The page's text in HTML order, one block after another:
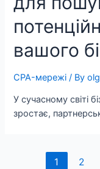
вашого
CPA-мережі / By
У сучасному світі
зростає,
1 2